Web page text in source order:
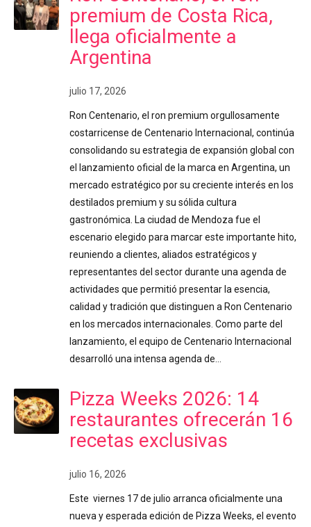
premium de Costa Rica,
llega oficialmente a
Argentina
julio 17, 2026
Ron Centenario, el ron premium orgullosamente
costarricense de Centenario Internacional, continúa
consolidando su estrategia de expansión global con
el lanzamiento oficial de la marca en Argentina, un
mercado estratégico por su creciente interés en los
destilados premium y su sólida cultura
gastronómica. La ciudad de Mendoza fue el
escenario elegido para marcar este importante hito,
reuniendo a clientes, aliados estratégicos y
representantes del sector durante una agenda de
actividades que permitió presentar la esencia,
calidad y tradición que distinguen a Ron Centenario
en los mercados internacionales. Como parte del
lanzamiento, el equipo de Centenario Internacional
desarrolló una intensa agenda de…
Pizza Weeks 2026: 14
restaurantes ofrecerán 16
recetas exclusivas
julio 16, 2026
Este viernes 17 de julio arranca oficialmente una
nueva y esperada edición de Pizza Weeks, el evento